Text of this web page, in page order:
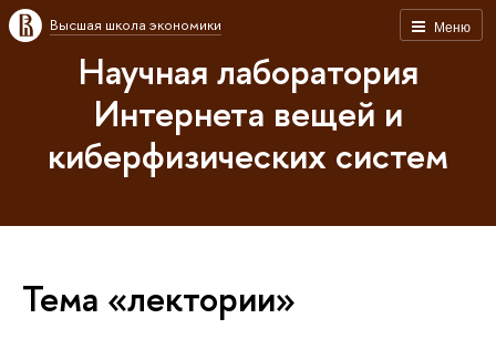
Меню
Высшая школа экономики
Научная лаборатория
Интернета вещей и
киберфизических систем
Тема «лектории»